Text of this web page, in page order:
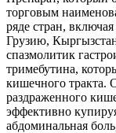
торговым
ряде стран,
Грузию,
спазмолитик
тримебутина,
кишечного тракта.
раздраженного
эффективно
абдоминальная